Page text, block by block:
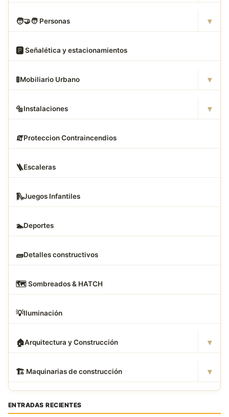
🧑‍🤝‍🧑 Personas ▾
🅿️ Señalética y estacionamientos
🚦Mobiliario Urbano ▾
🔩Instalaciones ▾
🧯Proteccion Contraincendios
🪜Escaleras
🛝Juegos Infantiles
🏊Deportes
🧱Detalles constructivos
🗺️ Sombreados & HATCH
💡Iluminación
🏠Arquitectura y Construcción ▾
🏗 ️ Maquinarias de construcción ▾
ENTRADAS RECIENTES